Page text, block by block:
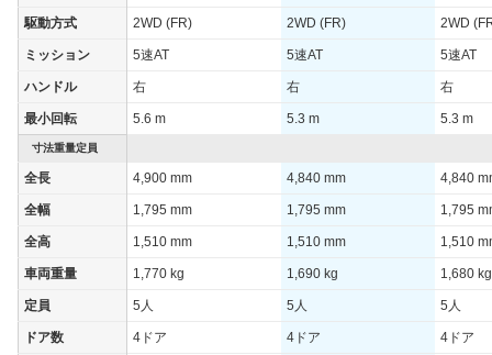
JC08モード - - -
1015モード 11.2km/L 9.2km/L 8.6km/L
60km定地 - - -
装備オプション 装備詳細を見る 装備詳細を見る 装
駆動方式 2WD (FR) 2WD (FR) 2WD
ミッション 5速AT 5速AT 5速AT
ハンドル 右 右 右
最小回転 5.6 m 5.3 m 5.3 m
寸法重量定員
全長 4,900 mm 4,840 mm 4,840
全幅 1,795 mm 1,795 mm 1,795
全高 1,510 mm 1,510 mm 1,510
車両重量 1,770 kg 1,690 kg 1,680 kg
定員 5人 5人 5人
ドア数 4ドア 4ドア 4ドア